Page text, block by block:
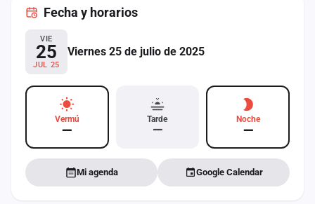
Fecha y horarios
VIE
25
JUL 25
Viernes 25 de julio de 2025
Vermú
—
Tarde
—
Noche
—
Mi agenda Google Calendar
Administración
Contacto